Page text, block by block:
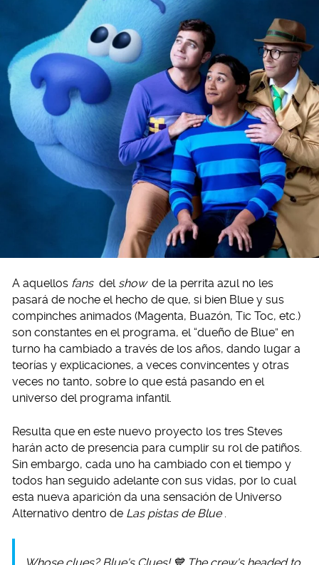
A aquellos fans del show de la perrita azul no les
pasará de noche el hecho de que, si bien Blue y sus
compinches animados (Magenta, Buazón, Tic Toc, etc.)
son constantes en el programa, el “dueño de Blue” en
turno ha cambiado a través de los años, dando lugar a
teorías y explicaciones, a veces convincentes y otras
veces no tanto, sobre lo que está pasando en el
universo del programa infantil.
Resulta que en este nuevo proyecto los tres Steves
harán acto de presencia para cumplir su rol de patiños.
Sin embargo, cada uno ha cambiado con el tiempo y
todos han seguido adelante con sus vidas, por lo cual
esta nueva aparición da una sensación de Universo
Alternativo dentro de Las pistas de Blue .